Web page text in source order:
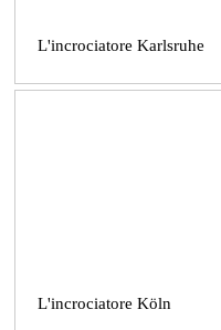
L'incrociatore Karlsruhe
L'incrociatore Köln